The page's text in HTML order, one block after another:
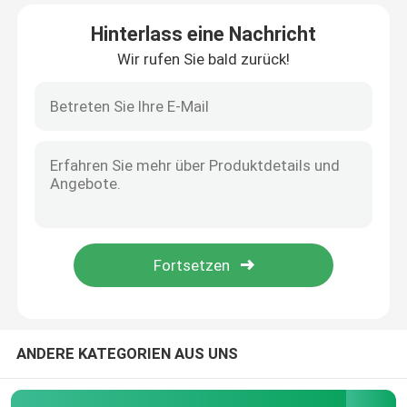
Fabrik-Ausflug
Qualitätskontrolle
Treten Sie mit uns in Verbindung
Hinterlass eine Nachricht
Wir rufen Sie bald zurück!
ANDERE KATEGORIEN AUS UNS